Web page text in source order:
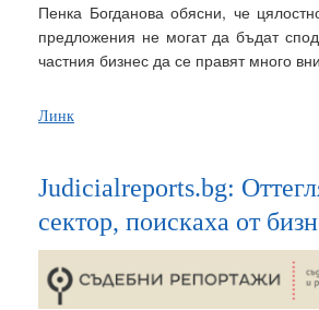
Пенка Богданова обясни, че
предложения не могат да бъдат
частния бизнес да се правят много
Линк
Judicialreports.bg:
сектор, поискаха от